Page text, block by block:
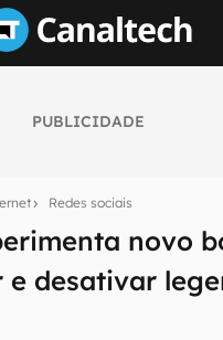
PUBLICIDADE
Redes sociais
novo
desativar
sobre tecnologia em